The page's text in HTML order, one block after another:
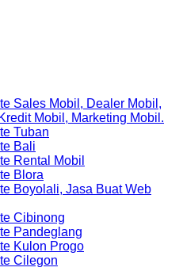
Sales Mobil, Dealer Mobil,
Mobil, Marketing Mobil.
Tuban
Bali
Rental Mobil
Blora
Boyolali, Jasa Buat Web
Cibinong
Pandeglang
Kulon Progo
Cilegon